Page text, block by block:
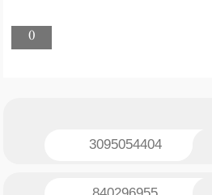
0
3095054404